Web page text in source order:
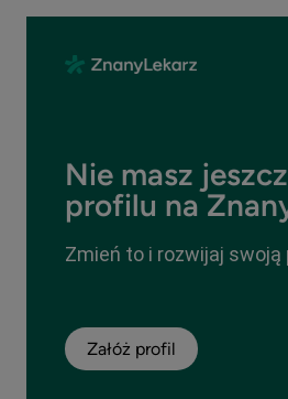
Nie masz
profilu na
Zmień to i rozwijaj swoją
Załóż profil